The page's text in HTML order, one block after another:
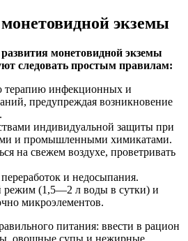
экземы
монетовидной экземы
следовать простым правилам:
терапию инфекционных и
предупреждая возникновение
индивидуальной защиты при
и промышленными химикатами.
на свежем воздухе, проветривать
переработок и недосыпания.
режим (1,5—2 л воды в сутки) и
микроэлементов.
питания: ввести в рацион
овощные супы и нежирные